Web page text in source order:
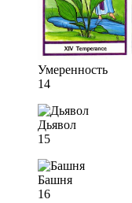
Умеренность
14
Дьявол
15
Башня
16